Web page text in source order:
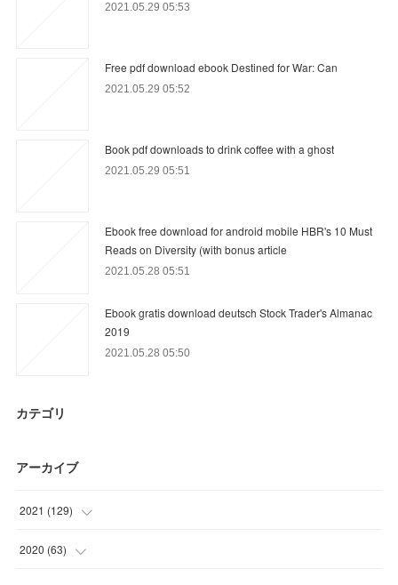
2021.05.29 05:53
Free pdf download ebook Destined for War: Can
2021.05.29 05:52
Book pdf downloads to drink coffee with a ghost
2021.05.29 05:51
Ebook free download for android mobile HBR's 10 Must
Reads on Diversity (with bonus article
2021.05.28 05:51
Ebook gratis download deutsch Stock Trader's Almanac
2019
2021.05.28 05:50
カテゴリ
アーカイブ
2021 (129)
(39 )
2020 (63)